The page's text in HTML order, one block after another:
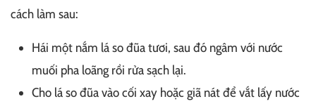
cách làm sau:
Hái một nắm lá so đũa tươi, sau đó ngâm với nước
muối pha loãng rồi rửa sạch lại.
Cho lá so đũa vào cối xay hoặc giã nát để vắt lấy nước